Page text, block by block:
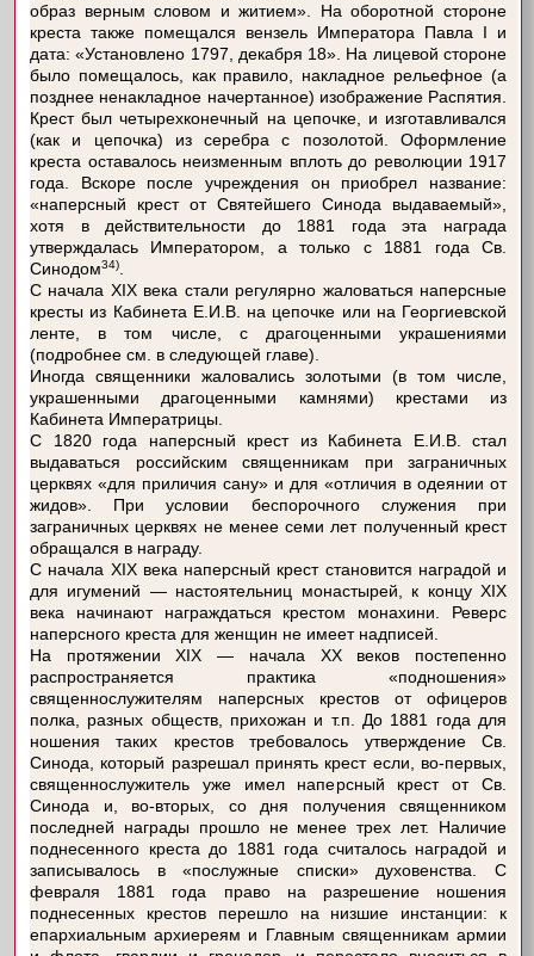
образ верным словом и житием». На оборотной стороне
креста также помещался вензель Императора Павла I и
дата: «Установлено 1797, декабря 18». На лицевой стороне
было помещалось, как правило, накладное рельефное (а
позднее ненакладное начертанное) изображение Распятия.
Крест был четырехконечный на цепочке, и изготавливался
(как и цепочка) из серебра с позолотой. Оформление
креста оставалось неизменным вплоть до революции 1917
года. Вскоре после учреждения он приобрел название:
«наперсный крест от Святейшего Синода выдаваемый»,
хотя в действительности до 1881 года эта награда
утверждалась Императором, а только с 1881 года Св.
Синодом34)
С начала XIX века стали регулярно жаловаться наперсные
кресты из Кабинета Е.И.В. на цепочке или на Георгиевской
ленте, в том числе, с драгоценными украшениями
(подробнее см. в следующей главе).
Иногда священники жаловались золотыми (в том числе,
украшенными драгоценными камнями) крестами из
Кабинета Императрицы.
С 1820 года наперсный крест из Кабинета Е.И.В. стал
выдаваться российским священникам при заграничных
церквях «для приличия сану» и для «отличия в одеянии от
жидов». При условии беспорочного служения при
заграничных церквях не менее семи лет полученный крест
обращался в награду.
С начала XIX века наперсный крест становится наградой и
для игумений — настоятельниц монастырей, к концу XIX
века начинают награждаться крестом монахини. Реверс
наперсного креста для женщин не имеет надписей.
На протяжении XIX — начала XX веков постепенно
распространяется практика «подношения»
священнослужителям наперсных крестов от офицеров
полка, разных обществ, прихожан и т.п. До 1881 года для
ношения таких крестов требовалось утверждение Св.
Синода, который разрешал принять крест если, во-первых,
священнослужитель уже имел наперсный крест от Св.
Синода и, во-вторых, со дня получения священником
последней награды прошло не менее трех лет. Наличие
поднесенного креста до 1881 года считалось наградой и
записывалось в «послужные списки» духовенства. С
февраля 1881 года право на разрешение ношения
поднесенных крестов перешло на низшие инстанции: к
епархиальным архиереям и Главным священникам армии